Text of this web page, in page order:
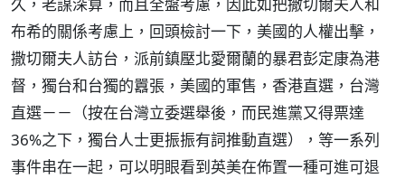
布希的關係考慮上，回頭檢討一下，美國的人權出擊，
撒切爾夫人訪台，派前鎮壓北愛爾蘭的暴君彭定康為港
督，獨台和台獨的囂張，美國的軍售，香港直選，台灣
直選－－（按在台灣立委選舉後，而民進黨又得票達
36%之下，獨台人士更振振有詞推動直選），等一系列
事件串在一起，可以明眼看到英美在佈置一種可進可退